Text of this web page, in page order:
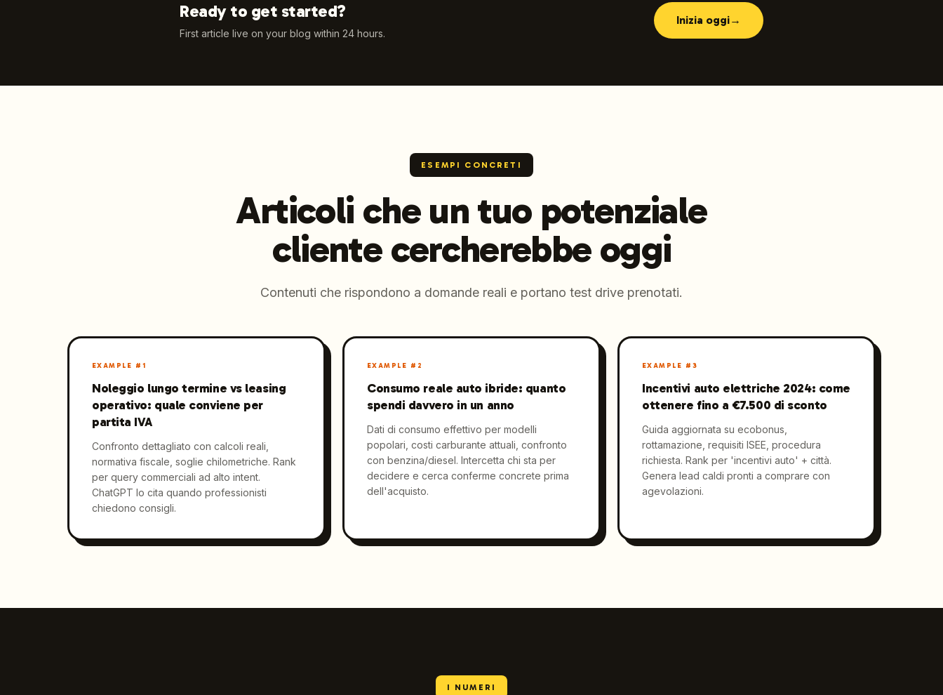
Ready to get started?
First article live on your blog within 24 hours.
Inizia oggi→
ESEMPI CONCRETI
Articoli che un tuo potenziale
cliente cercherebbe oggi
Contenuti che rispondono a domande reali e portano test drive prenotati.
EXAMPLE # 1
Noleggio lungo termine vs leasing
operativo: quale conviene per
partita IVA
Confronto dettagliato con calcoli reali,
normativa fiscale, soglie chilometriche. Rank
per query commerciali ad alto intent.
ChatGPT lo cita quando professionisti
chiedono consigli.
EXAMPLE # 2
Consumo reale auto ibride: quanto
spendi davvero in un anno
Dati di consumo effettivo per modelli
popolari, costi carburante attuali, confronto
con benzina/diesel. Intercetta chi sta per
decidere e cerca conferme concrete prima
dell'acquisto.
EXAMPLE # 3
Incentivi auto elettriche 2024: come
ottenere fino a €7.500 di sconto
Guida aggiornata su ecobonus,
rottamazione, requisiti ISEE, procedura
richiesta. Rank per 'incentivi auto' + città.
Genera lead caldi pronti a comprare con
agevolazioni.
I NUMERI